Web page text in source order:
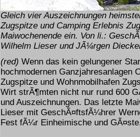
Gleich vier Auszeichnungen
Zugspitze und Camping Erlebnis
Maiwochenende ein. Von li.:
Wilhelm Lieser und JÃ¼rgen
(red) Wenn das kein gelungener
hochmodernen Ganzjahresanlagen
Zugspitze und Wohnmobilhafen
Wirt strÃ¶mten nicht nur rund 600
und Auszeichnungen. Das letzte
Lieser mit GeschÃ¤ftsfÃ¼hrer
Fest fÃ¼r Einheimische und